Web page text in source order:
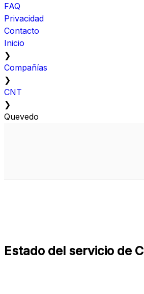
FAQ
Privacidad
Contacto
Inicio
❯
Compañías
❯
CNT
❯
Quevedo
Estado del servicio de